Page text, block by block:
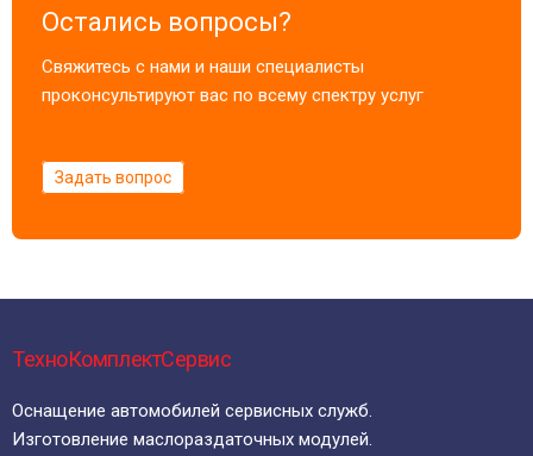
Остались вопросы?
Свяжитесь с нами и наши специалисты
проконсультируют вас по всему спектру услуг
Задать вопрос
ТехноКомплектСервис
Оснащение автомобилей сервисных служб.
Изготовление маслораздаточных модулей.